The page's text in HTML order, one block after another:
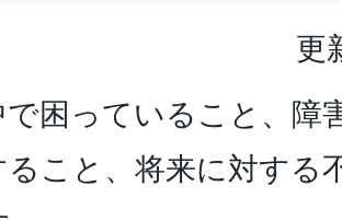
更
で困っていること、障
ること、将来に対する